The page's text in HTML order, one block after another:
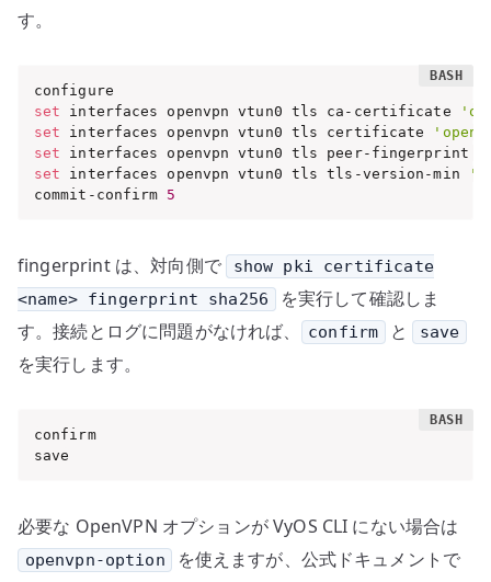
す。
set interfaces openvpn vtun0 tls ca-certificate
set interfaces openvpn vtun0 tls certificate
set interfaces openvpn vtun0 tls peer-fingerprint
set interfaces openvpn vtun0 tls tls-version-min
commit-confirm 5
fingerprint は、対向側で
show pki certificate
<name> fingerprint sha256
を実行して確認しま
す。接続とログに問題がなければ、
confirm と save
を実行します。
confirm
save
必要な OpenVPN オプションが VyOS CLI にない場合は
openvpn-option
を使えますが、公式ドキュメントで